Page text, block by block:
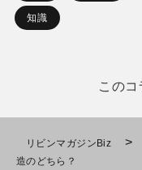
知識
この
リビンマガジンBiz >
造のどちら？